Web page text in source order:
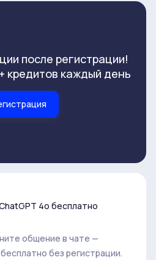
после регистрации!
кредитов каждый день
4o бесплатно
общение в чате —
без регистрации.